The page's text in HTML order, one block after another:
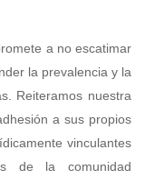
a no escatimar
la prevalencia y la
Reiteramos nuestra
a sus propios
vinculantes
de la comunidad